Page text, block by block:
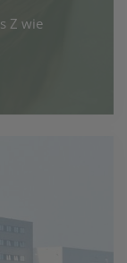
Z wie